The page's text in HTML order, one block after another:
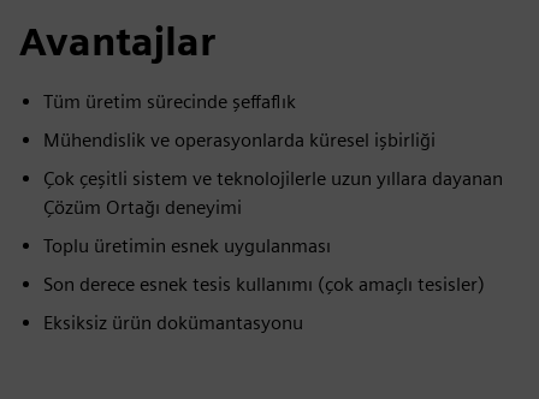
Avantajlar
Tüm üretim sürecinde şeffaflık
Mühendislik ve operasyonlarda küresel işbirliği
Çok çeşitli sistem ve teknolojilerle uzun yıllara dayanan
Çözüm Ortağı deneyimi
Toplu üretimin esnek uygulanması
Son derece esnek tesis kullanımı (çok amaçlı tesisler)
Eksiksiz ürün dokümantasyonu